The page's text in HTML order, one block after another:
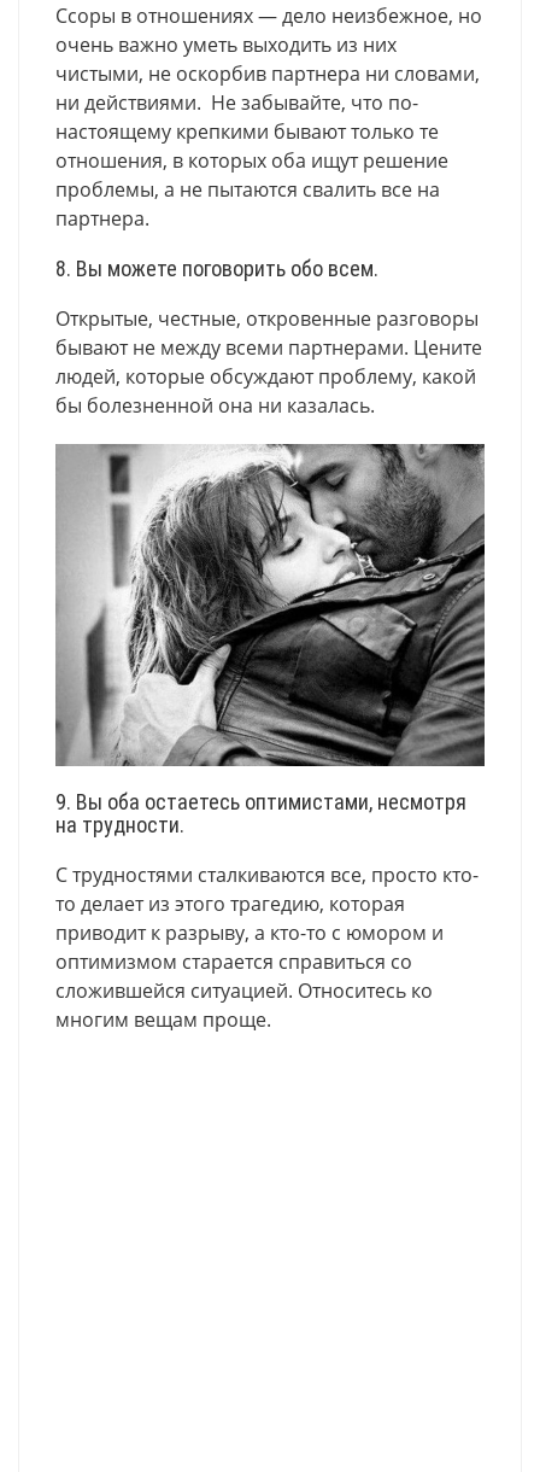
Ссоры в отношениях — дело неизбежное, но
очень важно уметь выходить из них
чистыми, не оскорбив партнера ни словами,
ни действиями. Не забывайте, что по-
настоящему крепкими бывают только те
отношения, в которых оба ищут решение
проблемы, а не пытаются свалить все на
партнера.
8. Вы можете поговорить обо всем.
Открытые, честные, откровенные разговоры
бывают не между всеми партнерами. Цените
людей, которые обсуждают проблему, какой
бы болезненной она ни казалась.
9. Вы оба остаетесь оптимистами, несмотря
на трудности.
С трудностями сталкиваются все, просто кто-
то делает из этого трагедию, которая
приводит к разрыву, а кто-то с юмором и
оптимизмом старается справиться со
сложившейся ситуацией. Относитесь ко
многим вещам проще.